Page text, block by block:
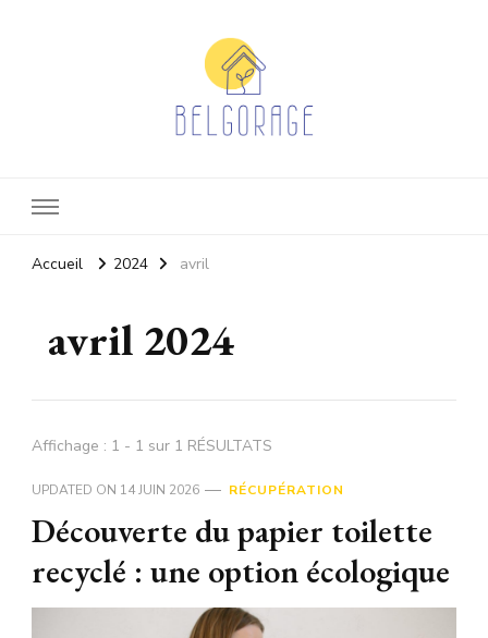
Accueil 2024 avril
avril 2024
Affichage : 1 - 1 sur 1 RÉSULTATS
UPDATED ON 14 JUIN 2026 RÉCUPÉRATION
Découverte du papier toilette
recyclé : une option écologique